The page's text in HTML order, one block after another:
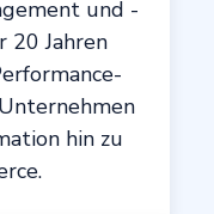
und -
20 Jahren
hin zu